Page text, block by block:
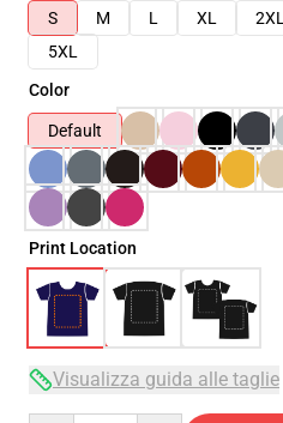
S
M L XL 2XL
5XL
Color
Default
Print Location
Visualizza guida alle taglie